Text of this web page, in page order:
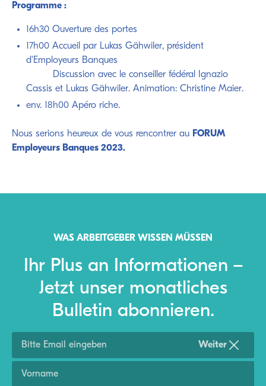
Programme :
16h30 Ouverture des portes
17h00 Accueil par Lukas Gähwiler, président
d'Employeurs Banques
Discussion avec le conseiller fédéral Ignazio
Cassis et Lukas Gähwiler. Animation: Christine Maier.
env. 18h00 Apéro riche.
Nous serions heureux de vous rencontrer au FORUM
Employeurs Banques 2023.
WAS ARBEITGEBER WISSEN MÜSSEN
Ihr Plus an Informationen –
Jetzt unser monatliches
Bulletin abonnieren.
Weiter